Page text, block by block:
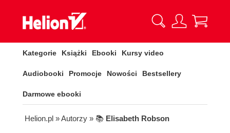
Kategorie Książki Ebooki Kursy video
Audiobooki Promocje Nowości Bestsellery
Darmowe ebooki
Helion.pl » Autorzy » 📚 Elisabeth Robson